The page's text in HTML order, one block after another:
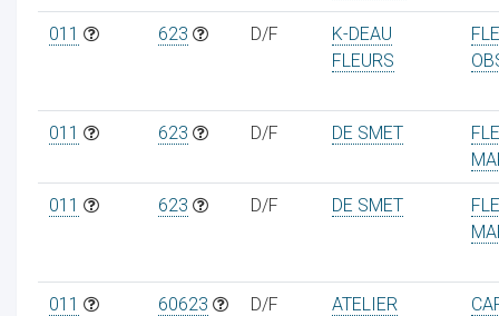
011 623 D/F
K-DEAU
FLEURS
011 623 D/F DE SMET
011 623 D/F DE SMET
011 60623 D/F
ATELIER